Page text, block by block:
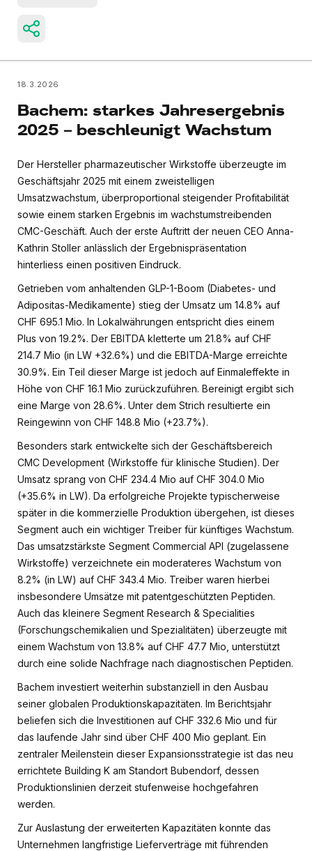
18.3.2026
Bachem: starkes Jahresergebnis
2025 – beschleunigt Wachstum
Der Hersteller pharmazeutischer Wirkstoffe überzeugte im
Geschäftsjahr 2025 mit einem zweistelligen
Umsatzwachstum, überproportional steigender Profitabilität
sowie einem starken Ergebnis im wachstumstreibenden
CMC-Geschäft. Auch der erste Auftritt der neuen CEO Anna-
Kathrin Stoller anlässlich der Ergebnispräsentation
hinterliess einen positiven Eindruck.
Getrieben vom anhaltenden GLP-1-Boom (Diabetes- und
Adipositas-Medikamente) stieg der Umsatz um 14.8% auf
CHF 695.1 Mio. In Lokalwährungen entspricht dies einem
Plus von 19.2%. Der EBITDA kletterte um 21.8% auf CHF
214.7 Mio (in LW +32.6%) und die EBITDA-Marge erreichte
30.9%. Ein Teil dieser Marge ist jedoch auf Einmaleffekte in
Höhe von CHF 16.1 Mio zurückzuführen. Bereinigt ergibt sich
eine Marge von 28.6%. Unter dem Strich resultierte ein
Reingewinn von CHF 148.8 Mio (+23.7%).
Besonders stark entwickelte sich der Geschäftsbereich
CMC Development (Wirkstoffe für klinische Studien). Der
Umsatz sprang von CHF 234.4 Mio auf CHF 304.0 Mio
(+35.6% in LW). Da erfolgreiche Projekte typischerweise
später in die kommerzielle Produktion übergehen, ist dieses
Segment auch ein wichtiger Treiber für künftiges Wachstum.
Das umsatzstärkste Segment Commercial API (zugelassene
Wirkstoffe) verzeichnete ein moderateres Wachstum von
8.2% (in LW) auf CHF 343.4 Mio. Treiber waren hierbei
insbesondere Umsätze mit patentgeschützten Peptiden.
Auch das kleinere Segment Research & Specialities
(Forschungschemikalien und Spezialitäten) überzeugte mit
einem Wachstum von 13.8% auf CHF 47.7 Mio, unterstützt
durch eine solide Nachfrage nach diagnostischen Peptiden.
Bachem investiert weiterhin substanziell in den Ausbau
seiner globalen Produktionskapazitäten. Im Berichtsjahr
beliefen sich die Investitionen auf CHF 332.6 Mio und für
das laufende Jahr sind über CHF 400 Mio geplant. Ein
zentraler Meilenstein dieser Expansionsstrategie ist das neu
errichtete Building K am Standort Bubendorf, dessen
Produktionslinien derzeit stufenweise hochgefahren
werden.
Zur Auslastung der erweiterten Kapazitäten konnte das
Unternehmen langfristige Lieferverträge mit führenden